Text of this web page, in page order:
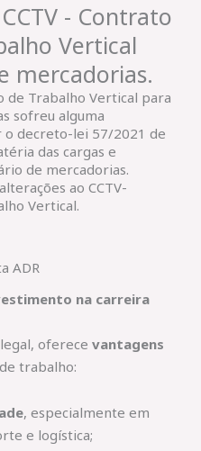
- Contrato
Vertical
mercadorias.
de Trabalho Vertical para
sofreu alguma
o decreto-lei 57/2021 de
das cargas e
de mercadorias.
ao CCTV-
Vertical.
ADR
na carreira
oferece vantagens
trabalho:
, especialmente em
e logística;